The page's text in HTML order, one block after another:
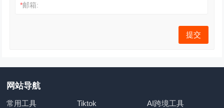
*邮箱:
网站导航
常用工具 Tiktok
AI跨境工具